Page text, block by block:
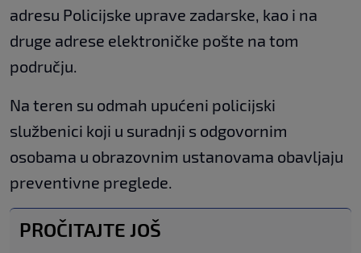
adresu Policijske uprave zadarske, kao i na
druge adrese elektroničke pošte na tom
području.
Na teren su odmah upućeni policijski
službenici koji u suradnji s odgovornim
osobama u obrazovnim ustanovama obavljaju
preventivne preglede.
PROČITAJTE JOŠ